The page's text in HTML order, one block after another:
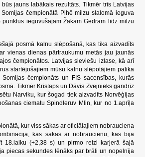
jauns labākais rezultāts. Tikmēr trīs Latvijas
čempionātā Pihē milzu slalomā ieguva
ieguvušajam Žakam Gedram līdz milzu
posmā kalnu slēpošanā, kas tika aizvadīts
vienas dienas pārtraukumu metās jau jaunās
čempionātos. Latvijas sieviešu izlase, kā arī
startējošajiem mūsu kalnu slēpotājiem palika
čempionāts un FIS sacensības, kurās
Tikmēr Kristaps un Dāvis Zvejnieks gandrīz
Narviku, kur šogad tiek aizvadīts Norvēģijas
ciematu Spindleruv Mlin, kur no 1.aprīļa
kur viss sākas ar oficiālajiem nobrauciena
kas sākās ar nobraucienu, kas bija
18.laiku (+2,38 s) un pirmo reizi karjerā šajā
piecas sekundes lēnāks par brāli un nopelnīja